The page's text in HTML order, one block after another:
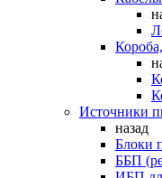
Источники
назад
Блоки
ББП